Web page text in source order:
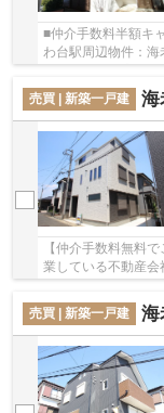
■仲介手数料半額キ
わ台駅周辺物件：
売買 | 新築一戸建
海老
【仲介手数料無料
業している不動産
売買 | 新築一戸建
海